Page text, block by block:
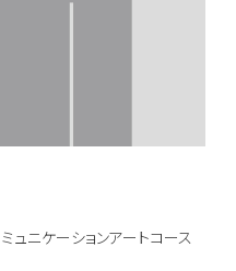
ニケーションアートコース